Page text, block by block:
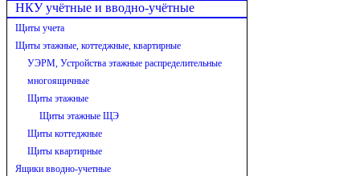
НКУ учётные и вводно-учётные
Щиты учета
Щиты этажные, коттеджные, квартирные
УЭРМ, Устройства этажные распределительные
многоящичные
Щиты этажные
Щиты этажные ЩЭ
Щиты коттеджные
Щиты квартирные
Ящики вводно-учетные